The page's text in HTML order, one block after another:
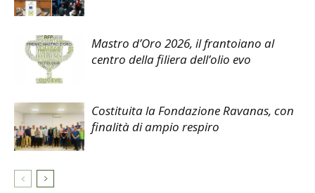
Mastro d’Oro 2026, il frantoiano al
centro della filiera dell’olio evo
Costituita la Fondazione Ravanas, con
finalità di ampio respiro